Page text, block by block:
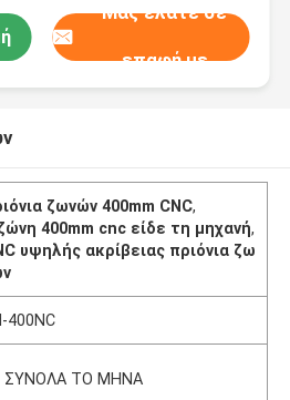
Μας ελάτε σε
επαφή με
ζωνών 400mm CNC,
400mm cnc είδε τη μηχανή,
υψηλής ακρίβειας πριόνια ζω
400NC
ΣΥΝΟΛΑ ΤΟ ΜΗΝΑ